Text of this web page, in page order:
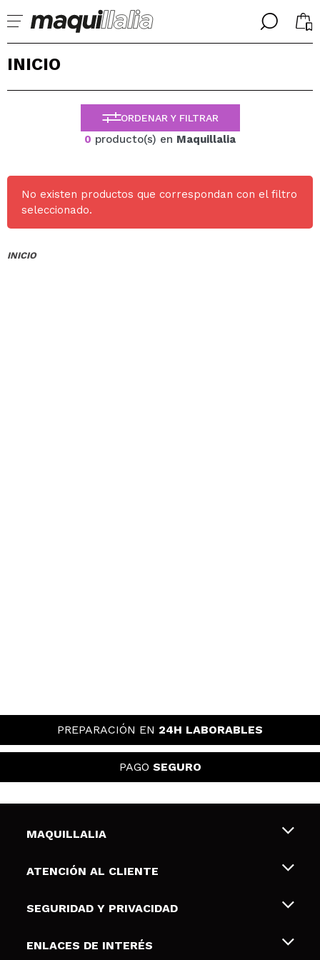
╳
BIENVENIDX!
¿Olvidaste la contraseña?
╳
ESPAÑOL
ENGLISH
FRANCES
ALEMAN
PORTUGUESE
INICIO
ORDENAR Y FILTRAR
0 producto(s) en Maquillalia
No existen productos que correspondan con el filtro
seleccionado.
INICIO
PREPARACIÓN EN 24H LABORABLES
PAGO SEGURO
MAQUILLALIA
Sobre nosotros
Tarjetas de Regalo
ATENCIÓN AL CLIENTE
Envíos y devoluciones
Formas de pago
SEGURIDAD Y PRIVACIDAD
Terminos y condiciones de uso
ENLACES DE INTERÉS